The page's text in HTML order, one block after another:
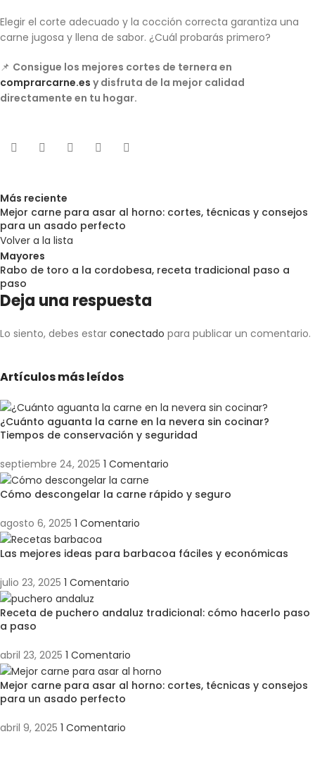
Elegir el corte adecuado y la cocción correcta garantiza una
carne jugosa y llena de sabor. ¿Cuál probarás primero?
📌 Consigue los mejores cortes de ternera en
comprarcarne.es y disfruta de la mejor calidad
directamente en tu hogar.
Más reciente
Mejor carne para asar al horno: cortes, técnicas y consejos
para un asado perfecto
Volver a la lista
Mayores
Rabo de toro a la cordobesa, receta tradicional paso a
paso
Deja una respuesta
Lo siento, debes estar conectado para publicar un comentario.
Artículos más leídos
¿Cuánto aguanta la carne en la nevera sin cocinar?
Tiempos de conservación y seguridad
septiembre 24, 2025 1 Comentario
Cómo descongelar la carne rápido y seguro
agosto 6, 2025 1 Comentario
Las mejores ideas para barbacoa fáciles y económicas
julio 23, 2025 1 Comentario
Receta de puchero andaluz tradicional: cómo hacerlo paso
a paso
abril 23, 2025 1 Comentario
Mejor carne para asar al horno: cortes, técnicas y consejos
para un asado perfecto
abril 9, 2025 1 Comentario